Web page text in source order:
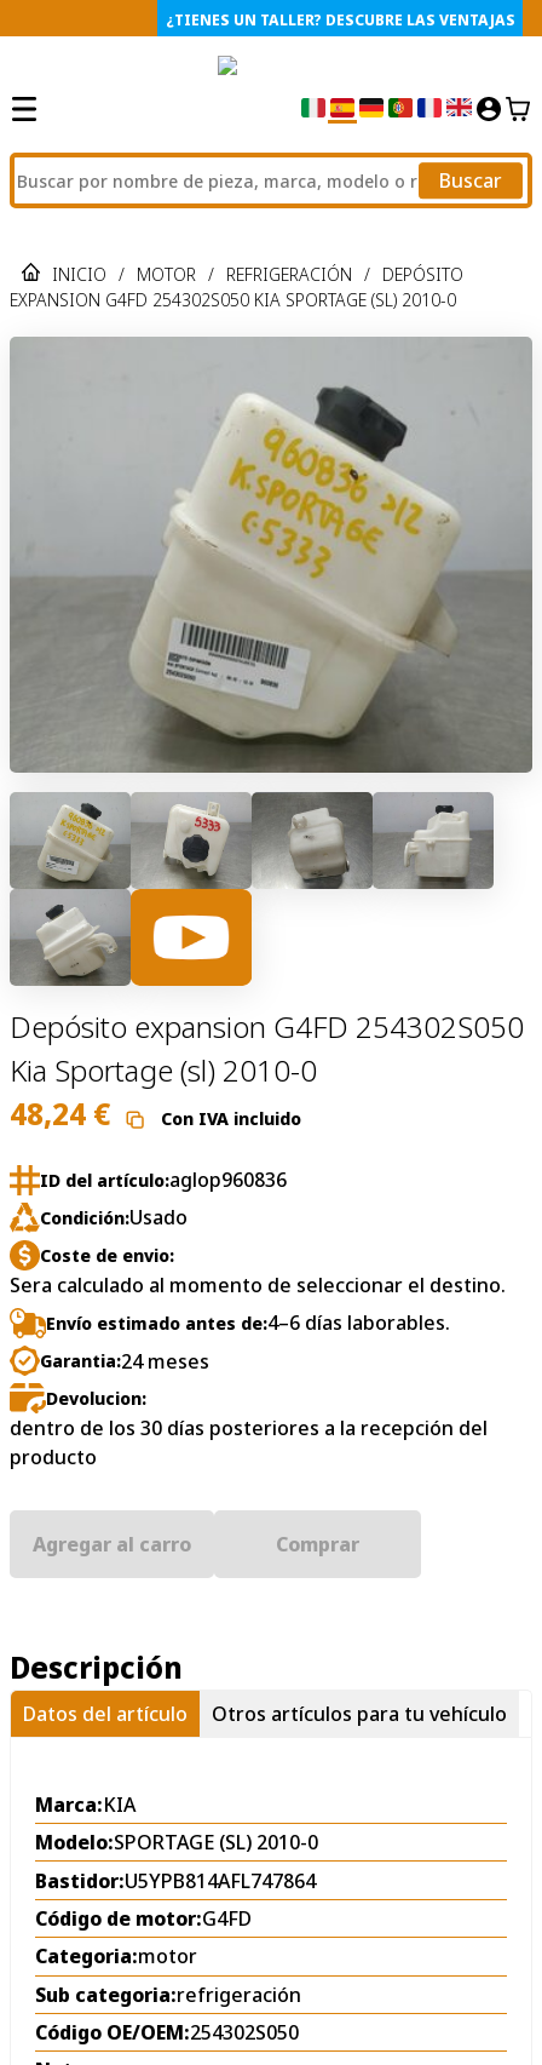
¿TIENES UN TALLER? DESCUBRE LAS VENTAJAS
Buscar
INICIO / MOTOR / REFRIGERACIÓN / DEPÓSITO
EXPANSION G4FD 254302S050 KIA SPORTAGE (SL) 2010-0
Depósito expansion G4FD 254302S050
Kia Sportage (sl) 2010-0
48,24 € Con IVA incluido
ID del artículo:aglop960836
Condición:Usado
Coste de envio:
Sera calculado al momento de seleccionar el destino.
Envío estimado antes de:4–6 días laborables.
Garantia:24 meses
Devolucion:
dentro de los 30 días posteriores a la recepción del
producto
Agregar al carro Comprar
Descripción
Datos del artículo Otros artículos para tu vehículo
Marca:KIA
Modelo:SPORTAGE (SL) 2010-0
Bastidor:U5YPB814AFL747864
Código de motor:G4FD
Categoria:motor
Sub categoria:refrigeración
Código OE/OEM:254302S050